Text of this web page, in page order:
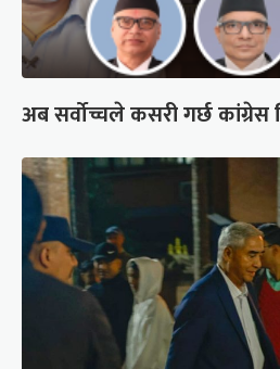
अब सर्वोच्चले कसरी गर्छ कांग्रेस